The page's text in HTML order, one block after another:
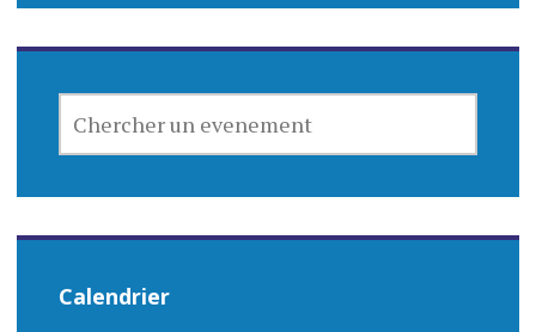
UN
Calendrier